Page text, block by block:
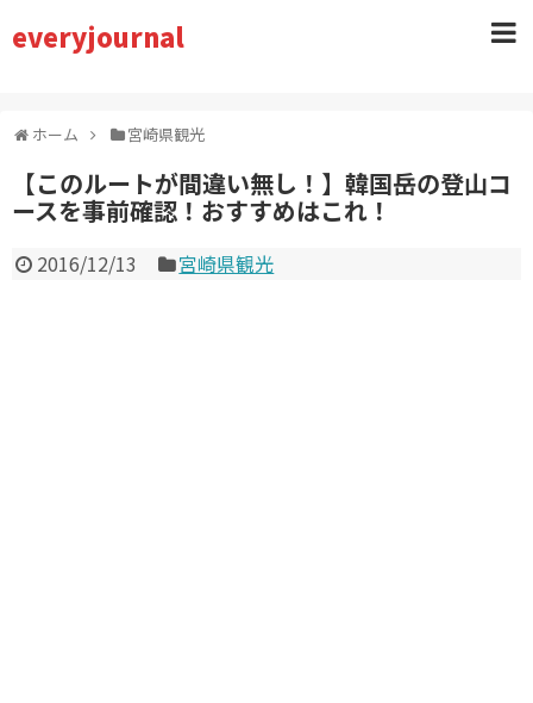
everyjournal
ホーム 宮崎県観光
【このルートが間違い無し！】韓国岳の登山コ
ースを事前確認！おすすめはこれ！
2016/12/13 宮崎県観光